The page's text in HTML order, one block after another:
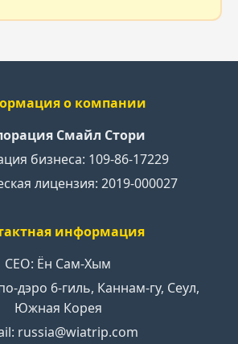
о компании
Смайл Стори
бизнеса: 109-86-17229
лицензия: 2019-000027
информация
CEO: Ён Сам-Хым
дэро 6-гиль, Каннам-гу, Сеул,
Южная Корея
russia@wiatrip.com